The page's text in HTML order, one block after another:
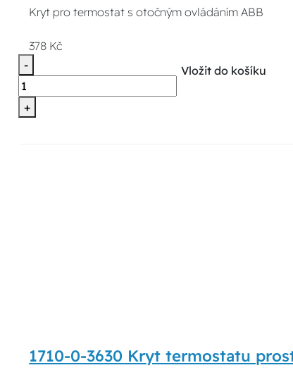
Kryt pro termostat s otočným ovládáním ABB
378 Kč
-
+
Vložit do košíku
1710-0-3630 Kryt termostatu